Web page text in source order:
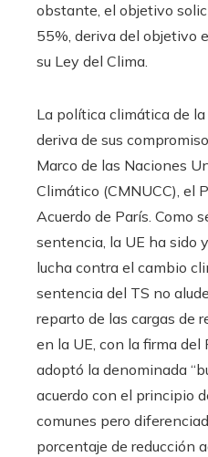
obstante, el objetivo
55%, deriva del objetivo
su Ley del Clima.
La política climática de la
deriva de sus
Marco de las Naciones
Climático (CMNUCC), el
Acuerdo de París. Como
sentencia, la UE ha sido
lucha contra el cambio
sentencia del TS no
reparto de las cargas de
en la UE, con la firma del
adoptó la denominada
acuerdo con el principio
comunes pero
porcentaje de reducción